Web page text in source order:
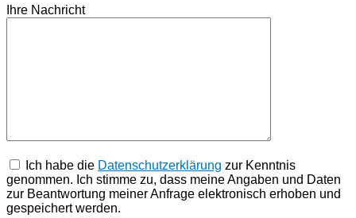
Ihre Nachricht
Ich habe die Datenschutz­erklärung zur Kenntnis
genommen. Ich stimme zu, dass meine Angaben und Daten
zur Beantwortung meiner Anfrage elektronisch erhoben und
gespeichert werden.